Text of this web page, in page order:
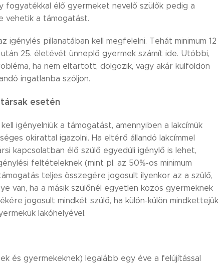
fogyatékkal élő gyermeket nevelő szülők pedig a
vehetik a támogatást.
pillanatában kell megfelelni. Tehát minimum 12
25. életévét ünneplő gyermek számít ide. Utóbbi,
ha nem eltartott, dolgozik, vagy akár külföldön
ingatlanba szóljon.
esetén
igényelniük a támogatást, amennyiben a lakcímük
okirattal igazolni. Ha eltérő állandó lakcímmel
kapcsolatban élő szülő egyedüli igénylő is lehet,
feltételeknek (mint pl. az 50%-os minimum
teljes összegére jogosult ilyenkor az a szülő,
van, ha a másik szülőnél egyetlen közös gyermeknek
jogosult mindkét szülő, ha külön-külön mindkettejük
lakóhelyével.
és gyermekeknek) legalább egy éve a felújítással